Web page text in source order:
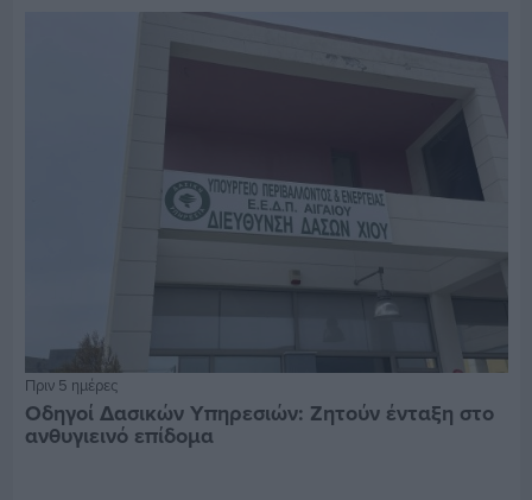
Πριν 5 ημέρες
Οδηγοί Δασικών Υπηρεσιών: Ζητούν ένταξη στο
ανθυγιεινό επίδομα